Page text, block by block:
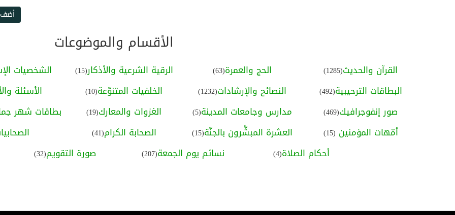
الأقسام والموضوعات
القرآن والحديث(1285) الحج والعمرة(63) الرقية الشرعية والأذكار(15) الشخصيات
البطاقات الترحيبية(492) النصائح والإرشادات(1232) الخلفيات المتنوّعة(10) الأسئلة
صور إنفوجرافيك(469) مدارس وجامعات المدينة(5) الغزوات والمعارك(19) بطاقات شهر
أمّهات المؤمنين (15) العشرة المبشَّرون بالجنّة(15) الصحابة الكرام(41)
أحكام الصلاة(4) نسائم يوم الجمعة(207) صورة التقويم(32)